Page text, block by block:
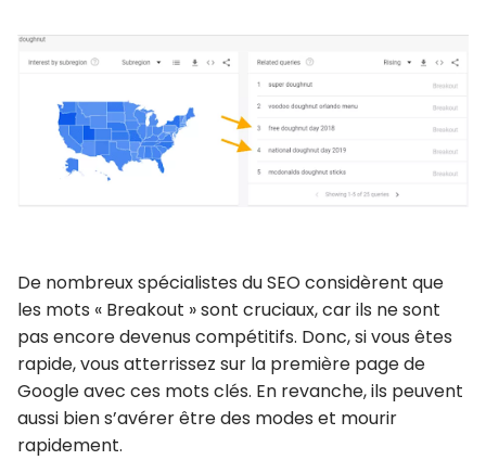
De nombreux spécialistes du SEO considèrent que
les mots « Breakout » sont cruciaux, car ils ne sont
pas encore devenus compétitifs. Donc, si vous êtes
rapide, vous atterrissez sur la première page de
Google avec ces mots clés. En revanche, ils peuvent
aussi bien s’avérer être des modes et mourir
rapidement.